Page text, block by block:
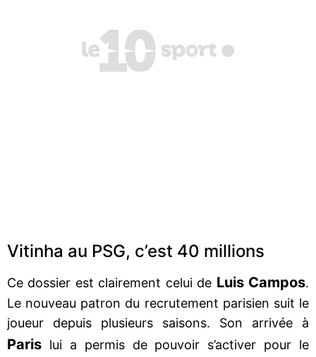
Vitinha au PSG, c’est 40 millions
Ce dossier est clairement celui de Luis Campos.
Le nouveau patron du recrutement parisien suit le
joueur depuis plusieurs saisons. Son arrivée à
Paris lui a permis de pouvoir s’activer pour le